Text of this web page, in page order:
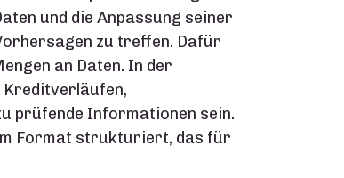
und die Anpassung seiner
zu treffen. Dafür
an Daten. In der
Kreditverläufen,
prüfende Informationen sein.
Format strukturiert, das für